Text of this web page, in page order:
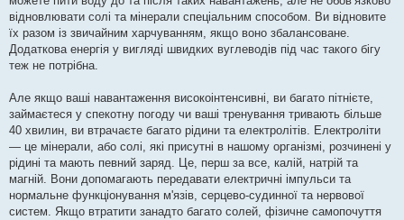
відновлювати солі та мінерали спеціальним способом. Ви відновите
їх разом із звичайним харчуванням, якщо воно збалансоване.
Додаткова енергія у вигляді швидких вуглеводів під час такого бігу
теж не потрібна.
Але якщо ваші навантаження високоінтенсивні, ви багато пітнієте,
займаєтеся у спекотну погоду чи ваші тренування тривають більше
40 хвилин, ви втрачаєте багато рідини та електролітів. Електроліти
— це мінерали, або солі, які присутні в нашому організмі, розчинені у
рідині та мають певний заряд. Це, перш за все, калій, натрій та
магній. Вони допомагають передавати електричні імпульси та
нормальне функціонування м'язів, серцево-судинної та нервової
систем. Якщо втратити занадто багато солей, фізичне самопочуття